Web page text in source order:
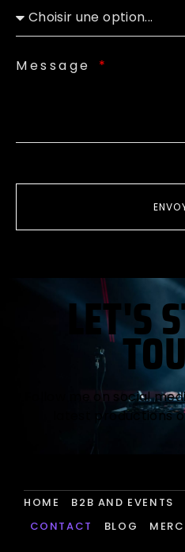
Message
LET'S
Follow me on social
latest productions
HOME B2B AND EVENTS
CONTACT
BLOG